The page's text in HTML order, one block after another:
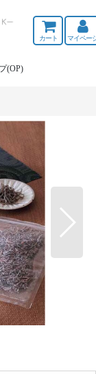
カート マイペー
(OP)